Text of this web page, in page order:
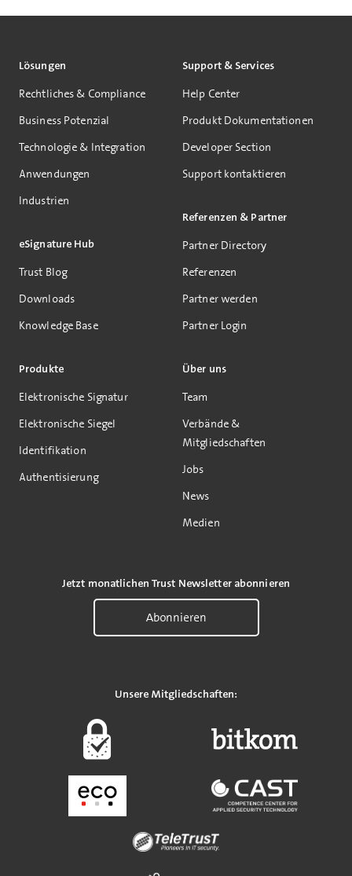
Lösungen
Rechtliches & Compliance
Business Potenzial
Technologie & Integration
Anwendungen
Industrien
eSignature Hub
Trust Blog
Downloads
Knowledge Base
Produkte
Elektronische Signatur
Elektronische Siegel
Identifikation
Authentisierung
Support & Services
Help Center
Produkt Dokumentationen
Developer Section
Support kontaktieren
Referenzen & Partner
Partner Directory
Referenzen
Partner werden
Partner Login
Über uns
Team
Verbände &
Mitgliedschaften
Jobs
News
Medien
Jetzt monatlichen Trust Newsletter abonnieren
Abonnieren
Unsere Mitgliedschaften: